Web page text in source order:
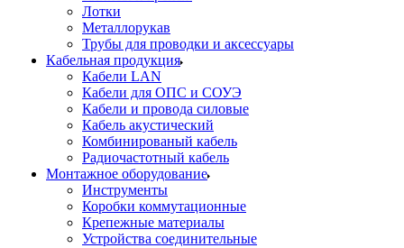
Лотки
Металлорукав
Трубы для проводки и аксессуары
Кабельная продукция
Кабели LAN
Кабели для ОПС и СОУЭ
Кабели и провода силовые
Кабель акустический
Комбинированый кабель
Радиочастотный кабель
Монтажное оборудование
Инструменты
Коробки коммутационные
Крепежные материалы
Устройства соединительные